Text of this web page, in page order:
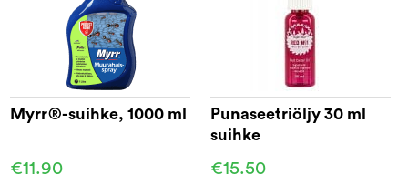
Myrr®-suihke, 1000 ml
€11.90
Punaseetriöljy 30 ml
suihke
€15.50